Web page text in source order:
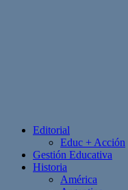
Editorial
Educ + Acción
Gestión Educativa
Historia
América